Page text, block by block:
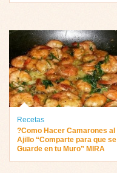
Recetas
?Como Hacer Camarones al
Ajillo “Comparte para que se
Guarde en tu Muro” MIRA